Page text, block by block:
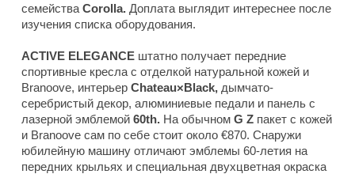
семейства Corolla. Доплата выглядит интереснее после
изучения списка оборудования.
ACTIVE ELEGANCE штатно получает передние
спортивные кресла с отделкой натуральной кожей и
Branoove, интерьер Chateau×Black, дымчато-
серебристый декор, алюминиевые педали и панель с
лазерной эмблемой 60th. На обычном G Z пакет с кожей
и Branoove сам по себе стоит около €870. Снаружи
юбилейную машину отличают эмблемы 60-летия на
передних крыльях и специальная двухцветная окраска